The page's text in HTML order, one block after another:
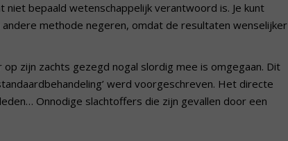
bepaald wetenschappelijk verantwoord is. Je kunt
methode negeren, omdat de resultaten wenselijker
zijn zachts gezegd nogal slordig mee is omgegaan. Dit
werd voorgeschreven. Het directe
Onnodige slachtoffers die zijn gevallen door een